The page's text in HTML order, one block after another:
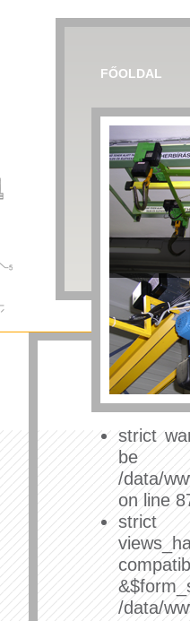
FŐOLDAL
strict
be
/data/
on line
/data/